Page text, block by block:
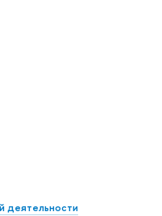
деятельности